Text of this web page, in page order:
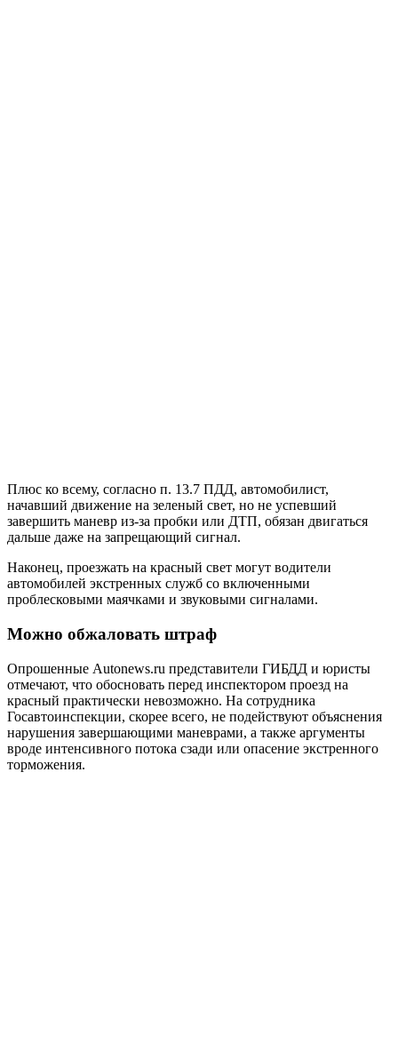
Плюс ко всему, согласно п. 13.7 ПДД, автомобилист,
начавший движение на зеленый свет, но не успевший
завершить маневр из-за пробки или ДТП, обязан двигаться
дальше даже на запрещающий сигнал.
Наконец, проезжать на красный свет могут водители
автомобилей экстренных служб со включенными
проблесковыми маячками и звуковыми сигналами.
Можно обжаловать штраф
Опрошенные Autonews.ru представители ГИБДД и юристы
отмечают, что обосновать перед инспектором проезд на
красный практически невозможно. На сотрудника
Госавтоинспекции, скорее всего, не подействуют объяснения
нарушения завершающими маневрами, а также аргументы
вроде интенсивного потока сзади или опасение экстренного
торможения.